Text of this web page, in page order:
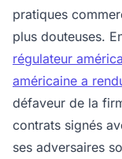
pratiques
plus douteuses.
régulateur
américaine a
défaveur de la
contrats signés
ses adversaires